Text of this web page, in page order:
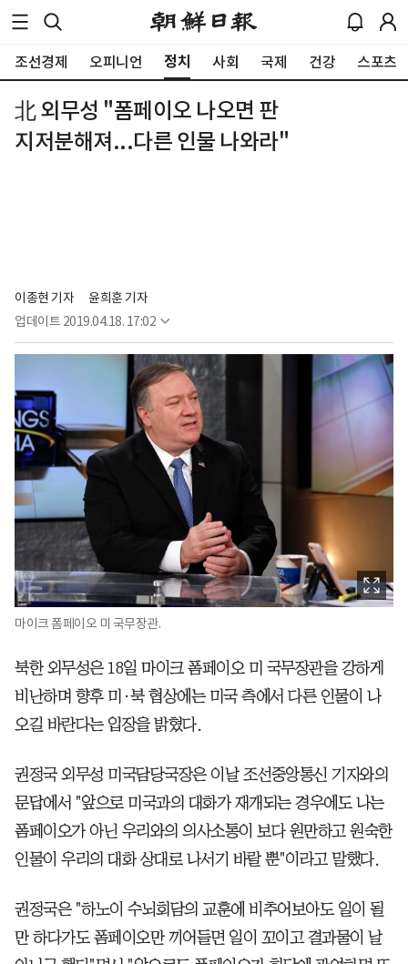
조선경제 오피니언 정치 사회 국제 건강 스포츠
北 외무성 "폼페이오 나오면 판
지저분해져...다른 인물 나와라"
이종현 기자
윤희훈 기자
업데이트 2019.04.18. 17:02
마이크 폼페이오 미 국무장관.
북한 외무성은 18일 마이크 폼페이오 미 국무장관을 강하게
비난하며 향후 미·북 협상에는 미국 측에서 다른 인물이 나
오길 바란다는 입장을 밝혔다.
권정국 외무성 미국담당국장은 이날 조선중앙통신 기자와의
문답에서 "앞으로 미국과의 대화가 재개되는 경우에도 나는
폼페이오가 아닌 우리와의 의사소통이 보다 원만하고 원숙한
인물이 우리의 대화 상대로 나서기 바랄 뿐"이라고 말했다.
권정국은 "하노이 수뇌회담의 교훈에 비추어보아도 일이 될
만 하다가도 폼페이오만 끼어들면 일이 꼬이고 결과물이 날